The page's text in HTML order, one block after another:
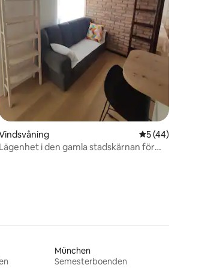
betyg, 3 omdömen
5 av 5 i
5 (44)
Lägenhet i den gamla stadskärnan för
München
Semesterboenden